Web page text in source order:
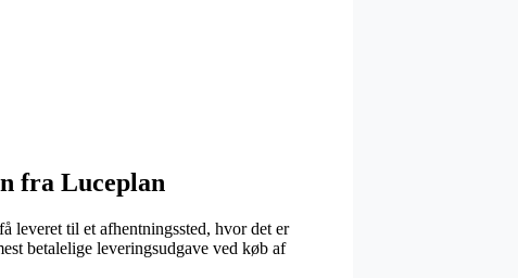
fra Luceplan
leveret til et afhentningssted, hvor det er
betalelige leveringsudgave ved køb af